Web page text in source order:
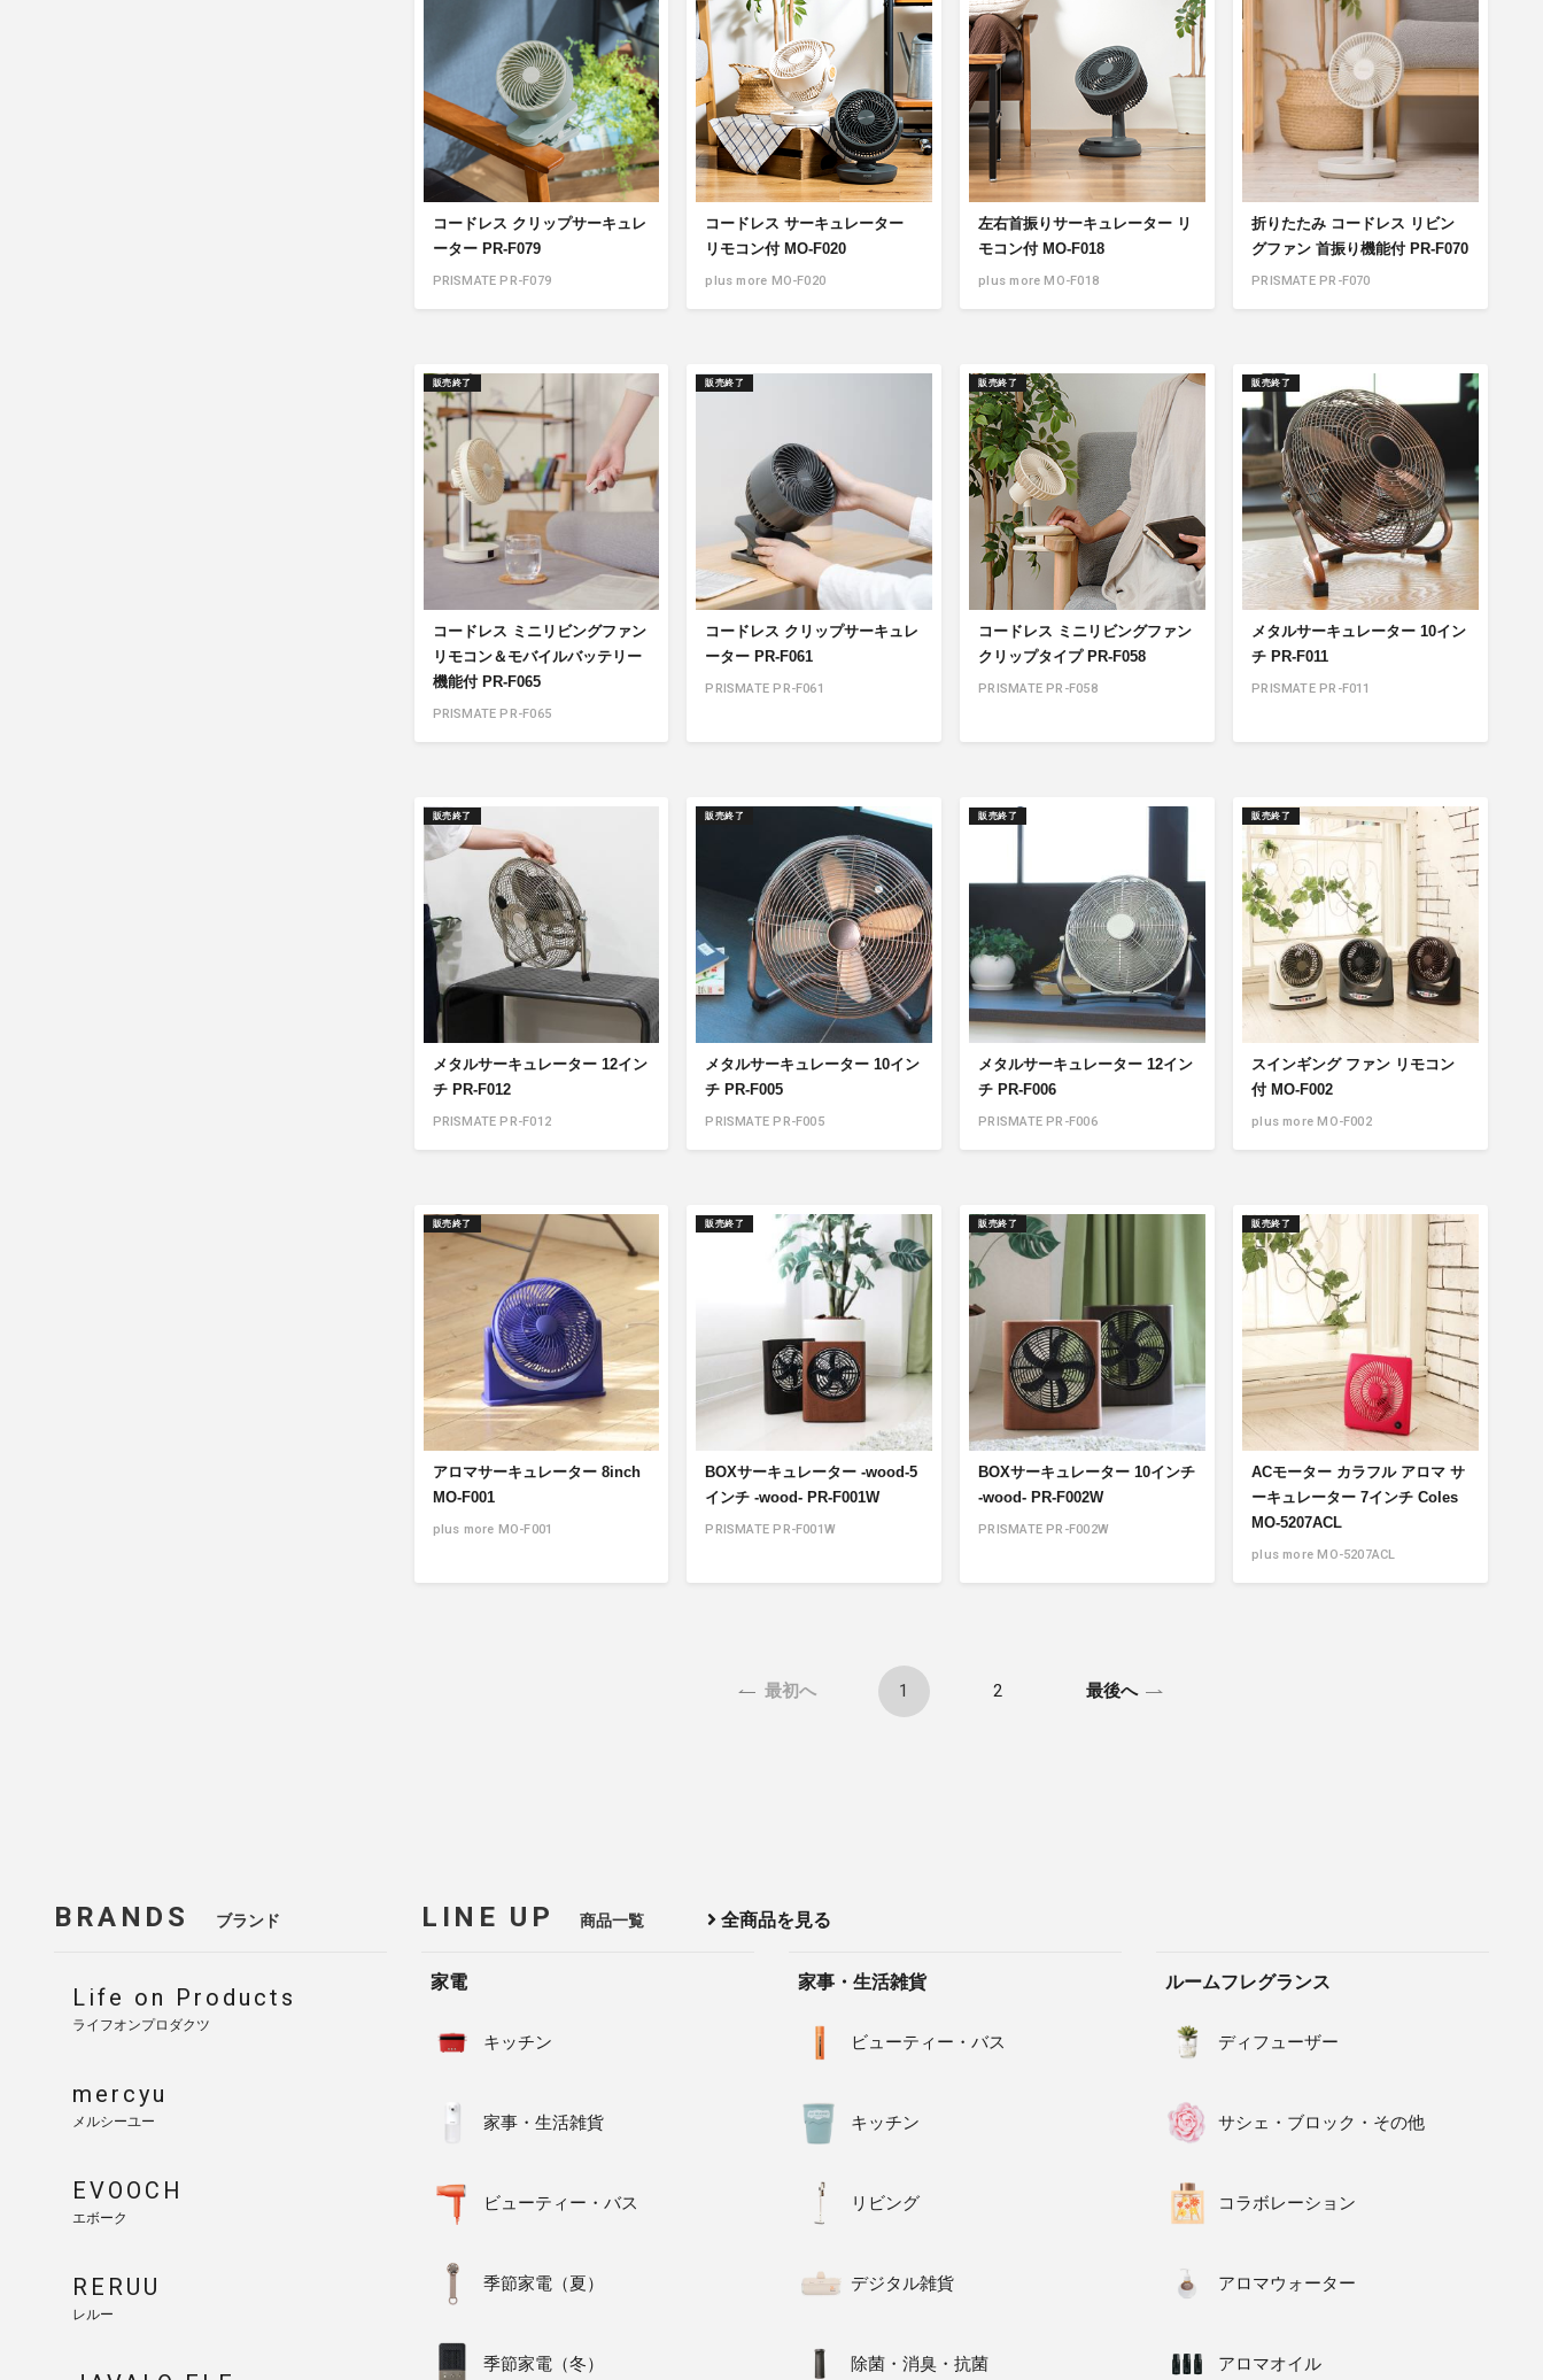
コードレス クリップサーキュレ
ーター PR-F079
PRISMATE PR-F079
コードレス サーキュレーター
リモコン付 MO-F020
plus more MO-F020
左右首振りサーキュレーター リ
モコン付 MO-F018
plus more MO-F018
折りたたみ コードレス リビン
グファン 首振り機能付 PR-F070
PRISMATE PR-F070
コードレス ミニリビングファン
リモコン＆モバイルバッテリー
機能付 PR-F065
PRISMATE PR-F065
販売終了
コードレス クリップサーキュレ
ーター PR-F061
PRISMATE PR-F061
販売終了
コードレス ミニリビングファン
クリップタイプ PR-F058
PRISMATE PR-F058
販売終了
メタルサーキュレーター 10イン
チ PR-F011
PRISMATE PR-F011
販売終了
メタルサーキュレーター 12イン
チ PR-F012
PRISMATE PR-F012
販売終了
メタルサーキュレーター 10イン
チ PR-F005
PRISMATE PR-F005
販売終了
メタルサーキュレーター 12イン
チ PR-F006
PRISMATE PR-F006
販売終了
スインギング ファン リモコン
付 MO-F002
plus more MO-F002
販売終了
アロマサーキュレーター 8inch
MO-F001
plus more MO-F001
販売終了
BOXサーキュレーター -wood-5
インチ -wood- PR-F001W
PRISMATE PR-F001W
販売終了
BOXサーキュレーター 10インチ
-wood- PR-F002W
PRISMATE PR-F002W
販売終了
ACモーター カラフル アロマ サ
ーキュレーター 7インチ Coles
MO-5207ACL
plus more MO-5207ACL
販売終了
最初へ 1 2 最後へ
BRANDS ブランド
Life on Products
ライフオンプロダクツ
mercyu
メルシーユー
EVOOCH
エボーク
RERUU
レルー
LINE UP 商品一覧 全商品を見る
家電
キッチン
家事・生活雑貨
ビューティー・バス
季節家電（夏）
季節家電（冬）
家事・生活雑貨
ビューティー・バス
キッチン
リビング
デジタル雑貨
除菌・消臭・抗菌
ルームフレグランス
ディフューザー
サシェ・ブロック・その他
コラボレーション
アロマウォーター
アロマオイル